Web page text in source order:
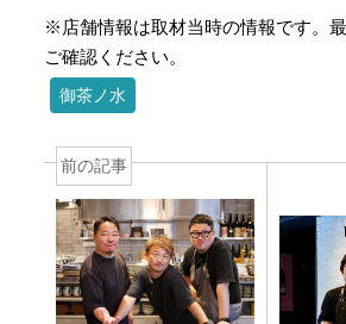
※店舗情報は取材当時の情報です。
ご確認ください。
御茶ノ水
前の記事